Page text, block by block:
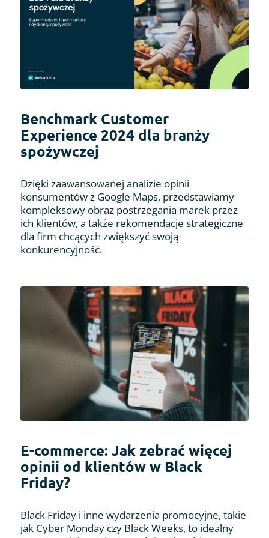
Benchmark Customer
Experience 2024 dla branży
spożywczej
Dzięki zaawansowanej analizie opinii
konsumentów z Google Maps, przedstawiamy
kompleksowy obraz postrzegania marek przez
ich klientów, a także rekomendacje strategiczne
dla firm chcących zwiększyć swoją
konkurencyjność.
E-commerce: Jak zebrać więcej
opinii od klientów w Black
Friday?
Black Friday i inne wydarzenia promocyjne, takie
jak Cyber Monday czy Black Weeks, to idealny